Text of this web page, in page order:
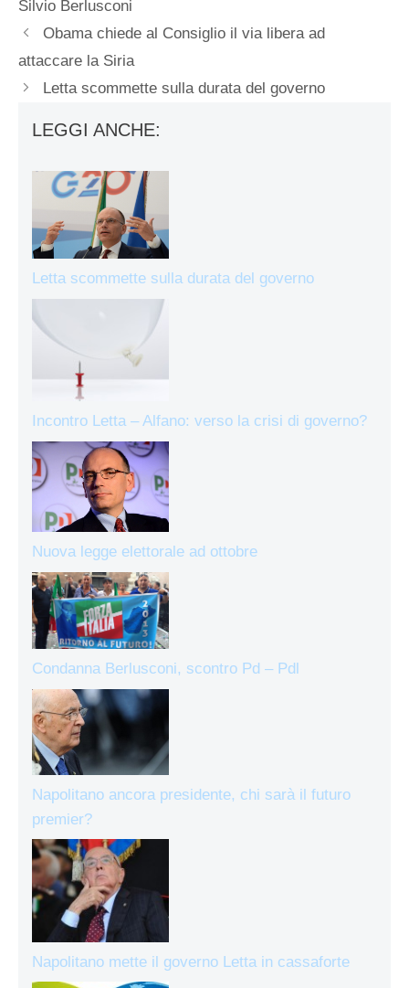
Silvio Berlusconi
Obama chiede al Consiglio il via libera ad
attaccare la Siria
Letta scommette sulla durata del governo
LEGGI ANCHE:
Letta scommette sulla durata del governo
Incontro Letta – Alfano: verso la crisi di governo?
Nuova legge elettorale ad ottobre
Condanna Berlusconi, scontro Pd – Pdl
Napolitano ancora presidente, chi sarà il futuro
premier?
Napolitano mette il governo Letta in cassaforte